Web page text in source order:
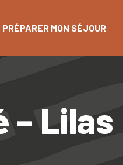
PRÉPARER MON SÉJOUR
– Lilas